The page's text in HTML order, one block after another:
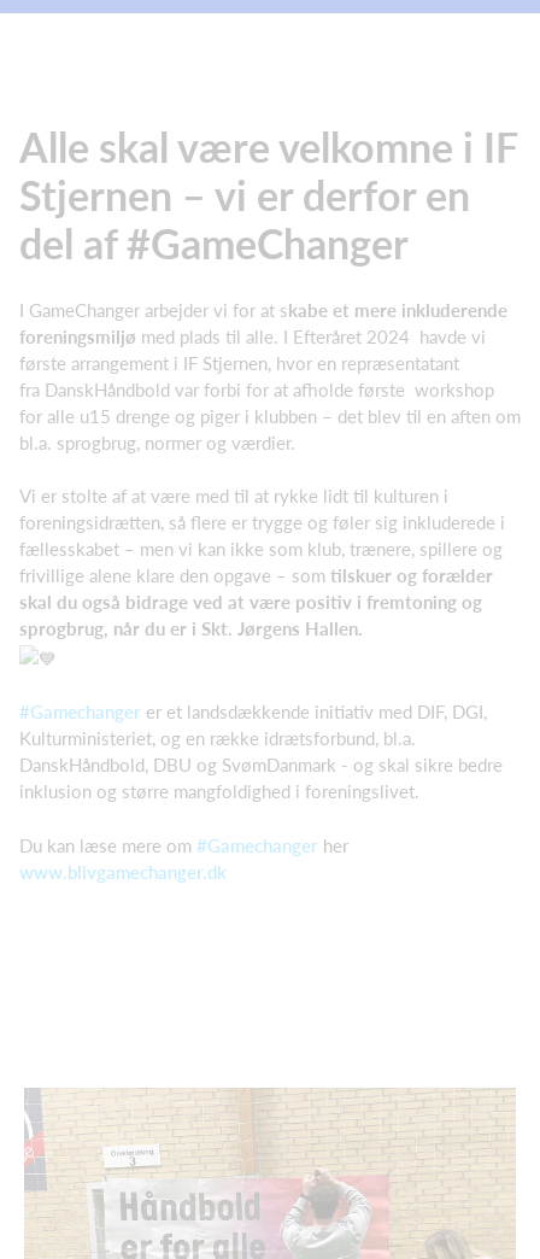
Alle skal være velkomne i IF
Stjernen – vi er derfor en
del af #GameChanger
I GameChanger arbejder vi for at skabe et mere inkluderende
foreningsmiljø med plads til alle. I Efteråret 2024 havde vi
første arrangement i IF Stjernen, hvor en repræsentatant
fra DanskHåndbold var forbi for at afholde første workshop
for alle u15 drenge og piger i klubben – det blev til en aften om
bl.a. sprogbrug, normer og værdier.
Vi er stolte af at være med til at rykke lidt til kulturen i
foreningsidrætten, så flere er trygge og føler sig inkluderede i
fællesskabet – men vi kan ikke som klub, trænere, spillere og
frivillige alene klare den opgave – som tilskuer og forælder
skal du også bidrage ved at være positiv i fremtoning og
sprogbrug, når du er i Skt. Jørgens Hallen.
#Gamechanger er et landsdækkende initiativ med DIF, DGI,
Kulturministeriet, og en række idrætsforbund, bl.a.
DanskHåndbold, DBU og SvømDanmark - og skal sikre bedre
inklusion og større mangfoldighed i foreningslivet.
Du kan læse mere om #Gamechanger her
www.blivgamechanger.dk